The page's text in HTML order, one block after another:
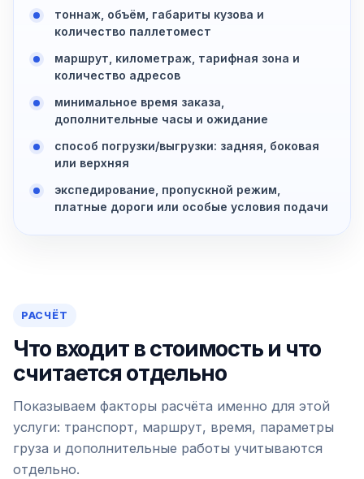
тоннаж, объём, габариты кузова и
количество паллетомест
маршрут, километраж, тарифная зона и
количество адресов
минимальное время заказа,
дополнительные часы и ожидание
способ погрузки/выгрузки: задняя, боковая
или верхняя
экспедирование, пропускной режим,
платные дороги или особые условия подачи
РАСЧЁТ
Что входит в стоимость и что
считается отдельно
Показываем факторы расчёта именно для этой
услуги: транспорт, маршрут, время, параметры
груза и дополнительные работы учитываются
отдельно.